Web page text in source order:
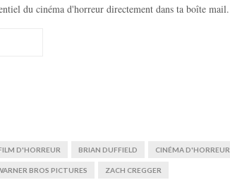
du cinéma d'horreur directement dans ta boîte mail.
D'HORREUR BRIAN DUFFIELD CINÉMA D'HORREUR
BROS PICTURES ZACH CREGGER